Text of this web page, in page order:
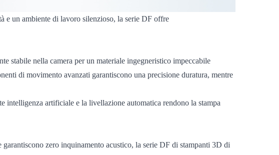
e un ambiente di lavoro silenzioso, la serie DF offre
stabile nella camera per un materiale ingegneristico impeccabile
di movimento avanzati garantiscono una precisione duratura, mentre
artificiale e la livellazione automatica rendono la stampa
zero inquinamento acustico, la serie DF di stampanti 3D di